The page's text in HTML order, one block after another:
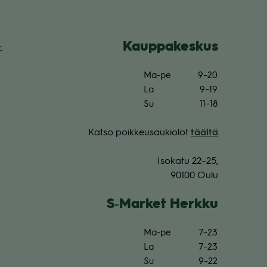
Kaup­pa­kes­kus
Ma-pe
9–20
La
9–19
Su
11–18
Katso poik­keus­au­kio­lot täältä
Iso­katu 22–25,
90100 Oulu
S‑Market Herkku
Ma-pe
7–23
La
7–23
Su
9–22